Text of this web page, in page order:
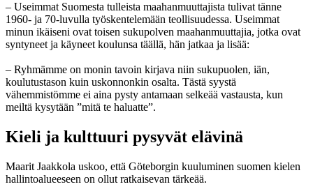
– Useimmat Suomesta tulleista maahanmuuttajista tulivat tänne
1960- ja 70-luvulla työskentelemään teollisuudessa. Useimmat
minun ikäiseni ovat toisen sukupolven maahanmuuttajia, jotka ovat
syntyneet ja käyneet koulunsa täällä, hän jatkaa ja lisää:
– Ryhmämme on monin tavoin kirjava niin sukupuolen, iän,
koulutustason kuin uskonnonkin osalta. Tästä syystä
vähemmistömme ei aina pysty antamaan selkeää vastausta, kun
meiltä kysytään ”mitä te haluatte”.
Kieli ja kulttuuri pysyvät elävinä
Maarit Jaakkola uskoo, että Göteborgin kuuluminen suomen kielen
hallintoalueeseen on ollut ratkaisevan tärkeää.